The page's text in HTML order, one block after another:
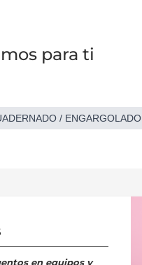
para ti
/ ENGARGOLADO
en equipos y